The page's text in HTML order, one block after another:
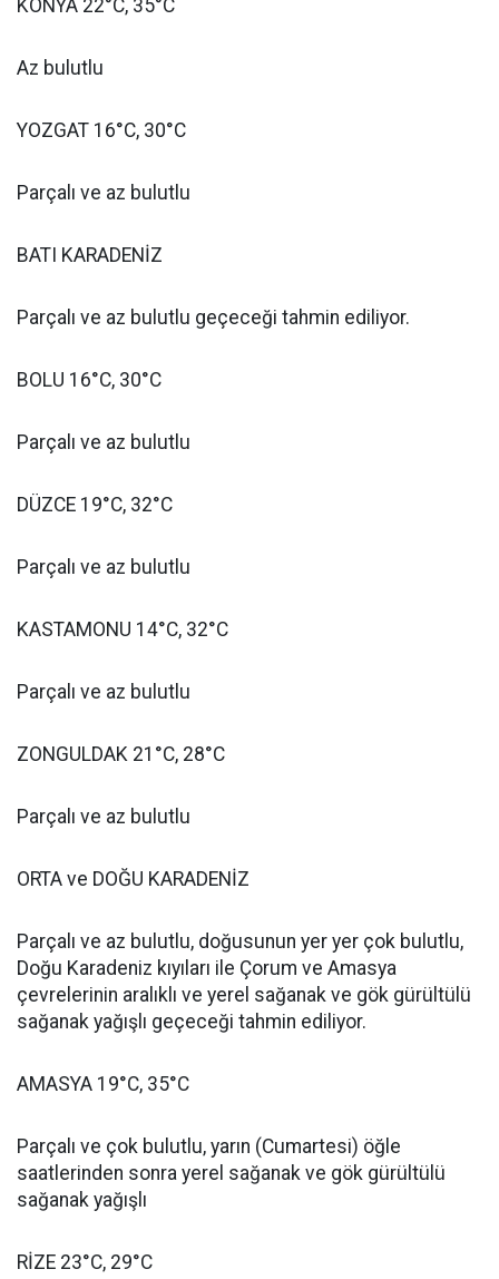
KONYA 22°C, 35°C
Az bulutlu
YOZGAT 16°C, 30°C
Parçalı ve az bulutlu
BATI KARADENİZ
Parçalı ve az bulutlu geçeceği tahmin ediliyor.
BOLU 16°C, 30°C
Parçalı ve az bulutlu
DÜZCE 19°C, 32°C
Parçalı ve az bulutlu
KASTAMONU 14°C, 32°C
Parçalı ve az bulutlu
ZONGULDAK 21°C, 28°C
Parçalı ve az bulutlu
ORTA ve DOĞU KARADENİZ
Parçalı ve az bulutlu, doğusunun yer yer çok bulutlu,
Doğu Karadeniz kıyıları ile Çorum ve Amasya
çevrelerinin aralıklı ve yerel sağanak ve gök gürültülü
sağanak yağışlı geçeceği tahmin ediliyor.
AMASYA 19°C, 35°C
Parçalı ve çok bulutlu, yarın (Cumartesi) öğle
saatlerinden sonra yerel sağanak ve gök gürültülü
sağanak yağışlı
RİZE 23°C, 29°C